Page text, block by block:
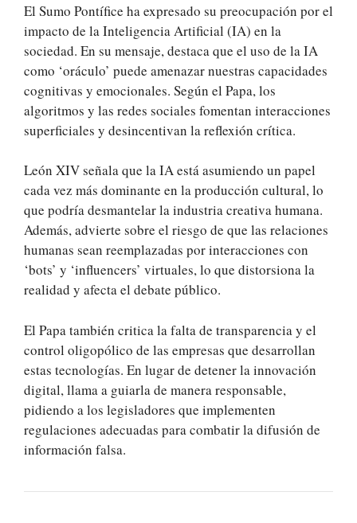
El Sumo Pontífice ha expresado su preocupación por el
impacto de la Inteligencia Artificial (IA) en la
sociedad. En su mensaje, destaca que el uso de la IA
como ‘oráculo’ puede amenazar nuestras capacidades
cognitivas y emocionales. Según el Papa, los
algoritmos y las redes sociales fomentan interacciones
superficiales y desincentivan la reflexión crítica.
León XIV señala que la IA está asumiendo un papel
cada vez más dominante en la producción cultural, lo
que podría desmantelar la industria creativa humana.
Además, advierte sobre el riesgo de que las relaciones
humanas sean reemplazadas por interacciones con
‘bots’ y ‘influencers’ virtuales, lo que distorsiona la
realidad y afecta el debate público.
El Papa también critica la falta de transparencia y el
control oligopólico de las empresas que desarrollan
estas tecnologías. En lugar de detener la innovación
digital, llama a guiarla de manera responsable,
pidiendo a los legisladores que implementen
regulaciones adecuadas para combatir la difusión de
información falsa.